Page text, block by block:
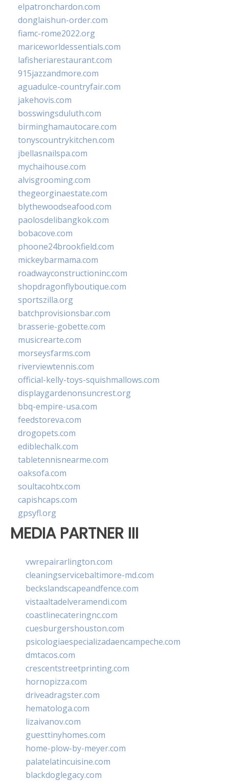
elpatronchardon.com
donglaishun-order.com
fiamc-rome2022.org
mariceworldessentials.com
lafisheriarestaurant.com
915jazzandmore.com
aguadulce-countryfair.com
jakehovis.com
bosswingsduluth.com
birminghamautocare.com
tonyscountrykitchen.com
jbellasnailspa.com
mychaihouse.com
alvisgrooming.com
thegeorginaestate.com
blythewoodseafood.com
paolosdelibangkok.com
bobacove.com
phoone24brookfield.com
mickeybarmama.com
roadwayconstructioninc.com
shopdragonflyboutique.com
sportszilla.org
batchprovisionsbar.com
brasserie-gobette.com
musicrearte.com
morseysfarms.com
riverviewtennis.com
official-kelly-toys-squishmallows.com
displaygardenonsuncrest.org
bbq-empire-usa.com
feedstoreva.com
drogopets.com
ediblechalk.com
tabletennisnearme.com
oaksofa.com
soultacohtx.com
capishcaps.com
gpsyfl.org
MEDIA PARTNER III
vwrepairarlington.com
cleaningservicebaltimore-md.com
beckslandscapeandfence.com
vistaaltadelveramendi.com
coastlinecateringnc.com
cuesburgershouston.com
psicologiaespecializadaencampeche.com
dmtacos.com
crescentstreetprinting.com
hornopizza.com
driveadragster.com
hematologa.com
lizaivanov.com
guesttinyhomes.com
home-plow-by-meyer.com
palatelatincuisine.com
blackdoglegacy.com